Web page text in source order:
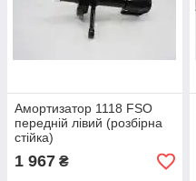
Амортизатор 1118 FSO
передній лівий (розбірна
стійка)
1 967 ₴